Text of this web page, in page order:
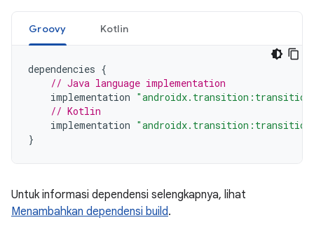
Groovy Kotlin
dependencies {
// Java language implementation
implementation
// Kotlin
implementation
}
Untuk informasi dependensi selengkapnya, lihat
Menambahkan dependensi build.